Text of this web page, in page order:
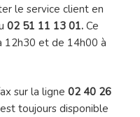
le service client en
02 51 11 13 01. Ce
12h30 et de 14h00 à
sur la ligne 02 40 26
toujours disponible